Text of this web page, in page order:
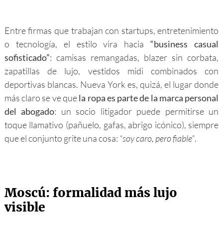
Entre firmas que trabajan con startups, entretenimiento
o tecnología, el estilo vira hacia“business casual
sofisticado”: camisas remangadas, blazer sin corbata,
zapatillas de lujo, vestidos midi combinados con
deportivas blancas. Nueva York es, quizá, el lugar donde
más claro se ve quela ropa es parte de la marca personal
del abogado: un socio litigador puede permitirse un
toque llamativo (pañuelo, gafas, abrigo icónico), siempre
que el conjunto grite una cosa: “soy caro, pero fiable”.
Moscú: formalidad más lujo
visible